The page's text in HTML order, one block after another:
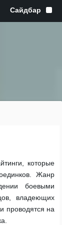
которые
Жанр
боевыми
владеющих
проводятся на